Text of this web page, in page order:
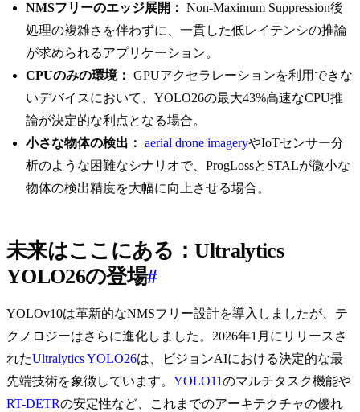
NMSフリーのエッジ展開： Non-Maximum Suppression後
処理の複雑さを伴わずに、一貫した低レイテンシの推論
が求められるアプリケーション。
CPUのみの環境： GPUアクセラレーションを利用できな
いデバイスにおいて、YOLO26の最大43%高速なCPU推
論が決定的な利点となる場合。
小さな物体の検出： aerial drone imageryやIoTセンサー分
析のような困難なシナリオで、ProgLossとSTALが微小な
物体の検出精度を大幅に向上させる場合。
未来はここにある：Ultralytics
YOLO26の登場#
YOLOv10は革新的なNMSフリー設計を導入しましたが、テ
クノロジーはさらに進化しました。2026年1月にリリースさ
れたUltralytics YOLO26は、ビジョンAIにおける決定的な最
先端技術を象徴しています。 YOLO11のマルチタスク機能や
RT-DETRの安定性など、これまでのアーキテクチャの優れ